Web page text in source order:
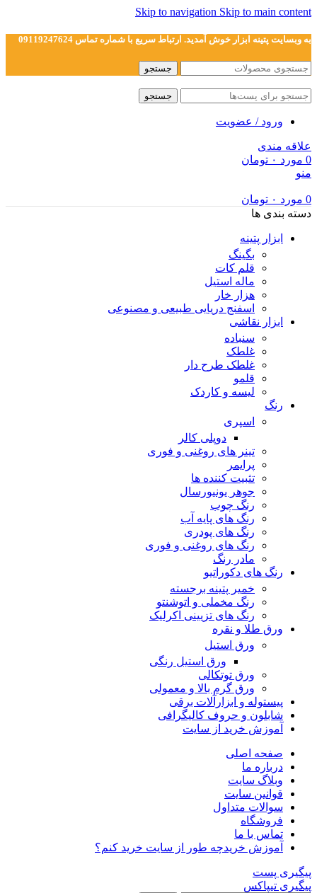
Skip to navigation Skip to main content
به وبسایت پتینه ابزار خوش آمدید. ارتباط سریع با شماره تماس 09119247624
جستجو
جستجو
ورود / عضویت
علاقه مندی
0 مورد ۰ تومان
منو
0 مورد ۰ تومان
دسته بندی ها
ابزار پتینه
بگینگ
قلم کات
ماله استیل
هزار خار
اسفنج دریایی طبیعی و مصنوعی
ابزار نقاشی
سنباده
غلطک
غلطک طرح دار
قلمو
لیسه و کاردک
رنگ
اسپری
دوپلی کالر
تینر های روغنی و فوری
پرایمر
تثبیت کننده ها
جوهر یونیورسال
رنگ چوب
رنگ‌ های پایه آب
رنگ های پودری
رنگ‌ های روغنی و فوری
مادر رنگ
رنگ های دکوراتیو
خمیر پتینه برجسته
رنگ مخملی و اتوشنتو
رنگ های تزیینی اکرلیک
ورق طلا و نقره
ورق استیل
ورق استیل رنگی
ورق توتکالی
ورق گرم بالا و معمولی
پیستوله و ابزارآلات برقی
شابلون و حروف کالیگرافی
آموزش خرید از سایت
صفحه اصلی
درباره ما
وبلاگ سایت
قوانین سایت
سوالات متداول
فروشگاه
تماس با ما
آموزش خریدچه طور از سایت خرید کنم؟
پیگیری پست
پیگیری تیپاکس